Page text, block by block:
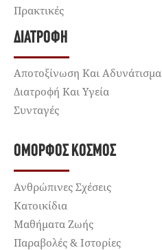
Πρακτικές
ΔΙΑΤΡΟΦΉ
Αποτοξίνωση Και Αδυνάτισμα
Διατροφή Και Υγεία
Συνταγές
ΌΜΟΡΦΟΣ ΚΌΣΜΟΣ
Ανθρώπινες Σχέσεις
Κατοικίδια
Μαθήματα Ζωής
Παραβολές & Ιστορίες